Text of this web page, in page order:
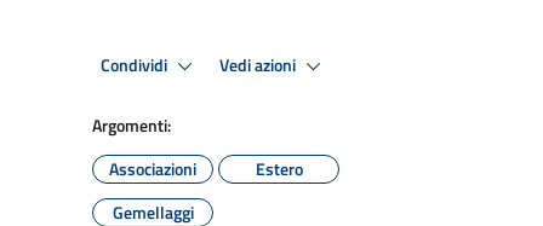
Condividi Vedi azioni
Argomenti:
Associazioni
Estero
Gemellaggi